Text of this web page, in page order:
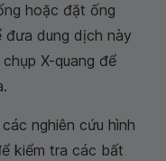
hoặc đặt ống
đưa dung dịch này
X-quang để
nghiên cứu hình
kiểm tra các bất